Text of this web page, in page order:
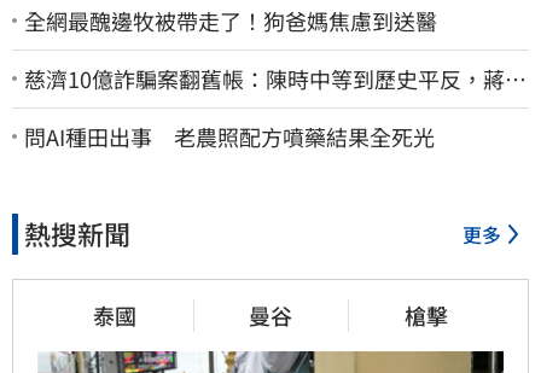
全網最醜邊牧被帶走了！狗爸媽焦慮到送醫
慈濟10億詐騙案翻舊帳：陳時中等到歷史平反，蔣萬
安償還2022政治利息
問AI種田出事 老農照配方噴藥結果全死光
熱搜新聞 更多
泰國 曼谷 槍擊